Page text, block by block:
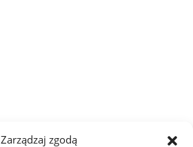
Zarządzaj zgodą